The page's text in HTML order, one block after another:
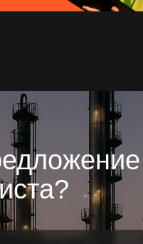
данных
Оставить заявку